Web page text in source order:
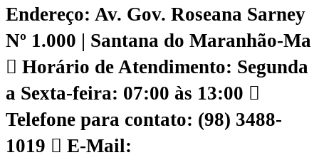
Endereço: Av. Gov. Roseana Sarney
Nº 1.000 | Santana do Maranhão-Ma
Horário de Atendimento: Segunda
a Sexta-feira: 07:00 às 13:00
Telefone para contato: (98) 3488-
1019
E-Mail: